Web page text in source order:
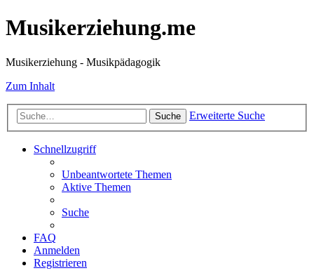
Musikerziehung.me
Musikerziehung - Musikpädagogik
Zum Inhalt
Suche Erweiterte Suche
Schnellzugriff
Unbeantwortete Themen
Aktive Themen
Suche
FAQ
Anmelden
Registrieren